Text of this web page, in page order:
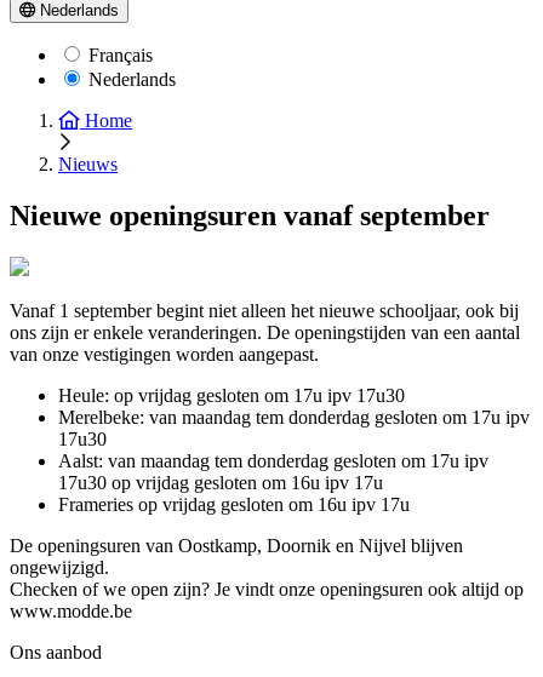
Nederlands
Français
Nederlands
Home
Nieuws
Nieuwe openingsuren vanaf september
Vanaf 1 september begint niet alleen het nieuwe schooljaar, ook bij
ons zijn er enkele veranderingen. De openingstijden van een aantal
van onze vestigingen worden aangepast.
Heule: op vrijdag gesloten om 17u ipv 17u30
Merelbeke: van maandag tem donderdag gesloten om 17u ipv
17u30
Aalst: van maandag tem donderdag gesloten om 17u ipv
17u30 op vrijdag gesloten om 16u ipv 17u
Frameries op vrijdag gesloten om 16u ipv 17u
De openingsuren van Oostkamp, Doornik en Nijvel blijven
ongewijzigd.
Checken of we open zijn? Je vindt onze openingsuren ook altijd op
www.modde.be
Ons aanbod